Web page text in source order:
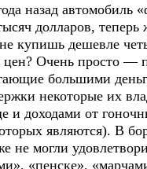
назад автомобиль
долларов, теперь
купишь дешевле
цен? Очень просто —
большими
некоторые их
и доходами от
являются). В
не могли
«пенске»,